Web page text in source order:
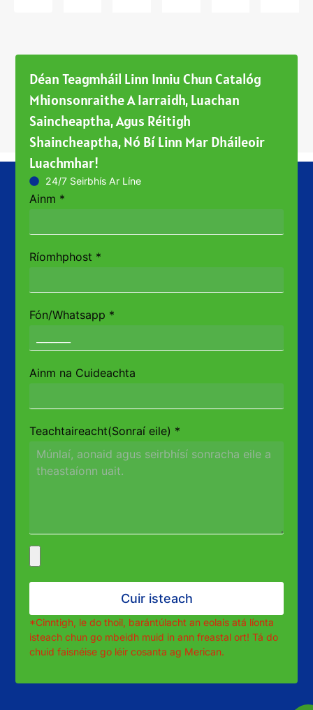
Déan Teagmháil Linn Inniu Chun Catalóg
Mhionsonraithe A Iarraidh, Luachan
Saincheaptha, Agus Réitigh
Shaincheaptha, Nó Bí Linn Mar Dháileoir
Luachmhar!
24/7 Seirbhís Ar Líne
Ainm *
Ríomhphost *
Fón/Whatsapp *
Ainm na Cuideachta
Teachtaireacht(Sonraí eile) *
Cuir isteach
*Cinntigh, le do thoil, barántúlacht an eolais atá líonta
isteach chun go mbeidh muid in ann freastal ort! Tá do
chuid faisnéise go léir cosanta ag Merican.